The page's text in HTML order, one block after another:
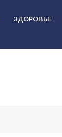
ЗДОРОВЬЕ